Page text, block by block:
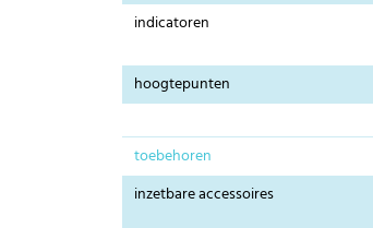
indicatoren
hoogtepunten
toebehoren
inzetbare accessoires